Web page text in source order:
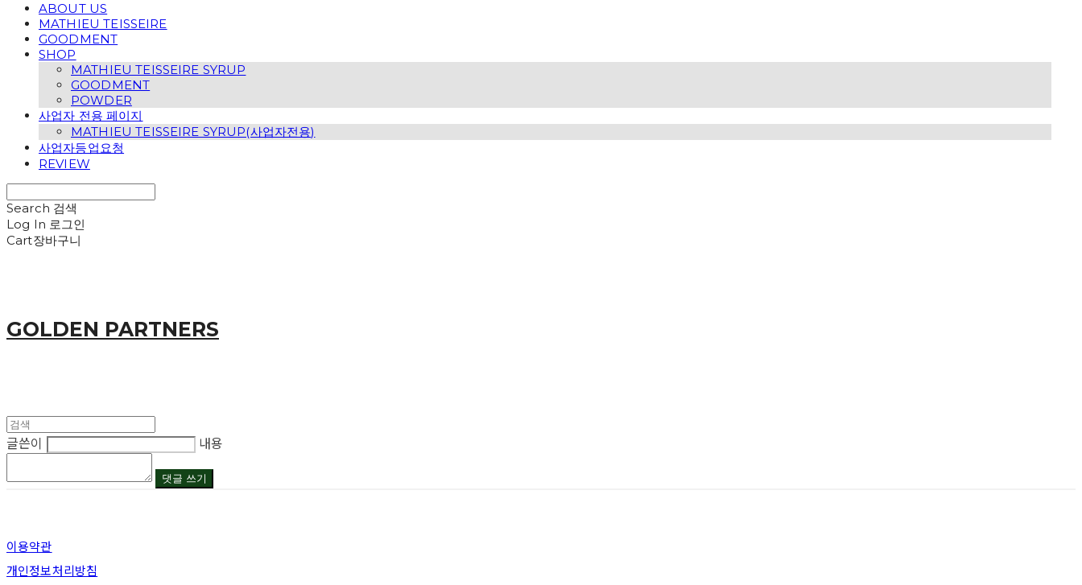
ABOUT US
MATHIEU TEISSEIRE
GOODMENT
SHOP
MATHIEU TEISSEIRE SYRUP
GOODMENT
POWDER
사업자 전용 페이지
MATHIEU TEISSEIRE SYRUP(사업자전용)
사업자등업요청
REVIEW
Search 검색
Log In 로그인
Cart장바구니
GOLDEN PARTNERS
글쓴이 내용
댓글 쓰기
이용약관
개인정보처리방침